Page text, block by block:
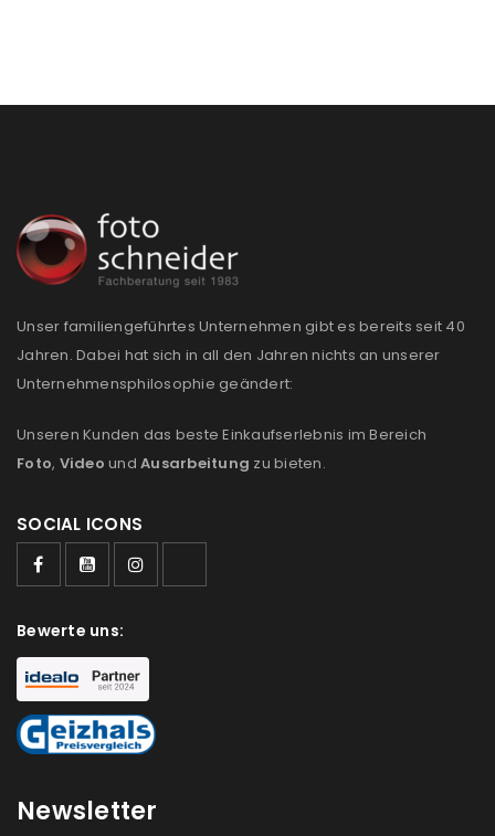
Unser familiengeführtes Unternehmen gibt es bereits seit 40
Jahren. Dabei hat sich in all den Jahren nichts an unserer
Unternehmensphilosophie geändert:
Unseren Kunden das beste Einkaufserlebnis im Bereich
Foto, Video und Ausarbeitung zu bieten.
SOCIAL ICONS
Bewerte uns:
Newsletter